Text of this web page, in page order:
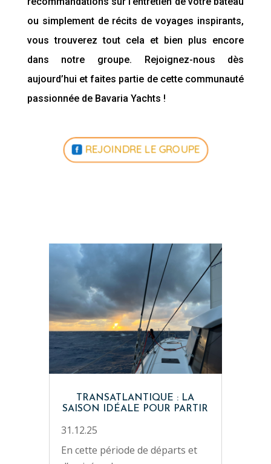
ou simplement de récits de voyages inspirants,
vous trouverez tout cela et bien plus encore
dans notre groupe. Rejoignez-nous dès
aujourd’hui et faites partie de cette communauté
passionnée de Bavaria Yachts !
REJOINDRE LE GROUPE
TRANSATLANTIQUE : LA
SAISON IDÉALE POUR PARTIR
31.12.25
En cette période de départs et